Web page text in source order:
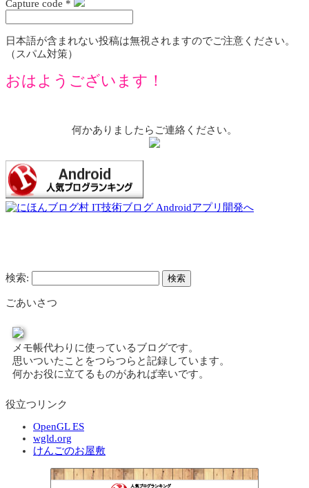
Capture code *
日本語が含まれない投稿は無視されますのでご注意ください。
（スパム対策）
おはようございます！
何かありましたらご連絡ください。
検索:
ごあいさつ
メモ帳代わりに使っているブログです。
思いついたことをつらつらと記録しています。
何かお役に立てるものがあれば幸いです。
役立つリンク
OpenGL ES
wgld.org
けんごのお屋敷